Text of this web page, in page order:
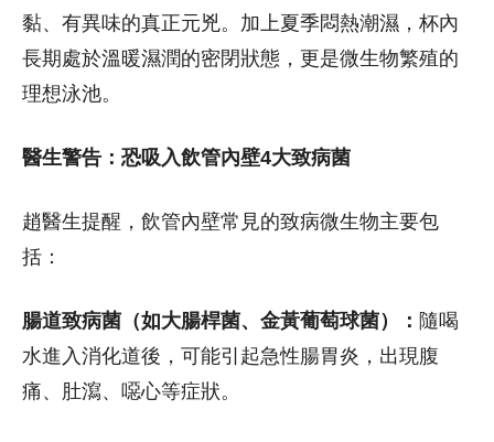
黏、有異味的真正元兇。加上夏季悶熱潮濕，杯內
長期處於溫暖濕潤的密閉狀態，更是微生物繁殖的
理想泳池。
醫生警告：恐吸入飲管內壁4大致病菌
趙醫生提醒，飲管內壁常見的致病微生物主要包
括：
腸道致病菌（如大腸桿菌、金黃葡萄球菌）： 隨喝
水進入消化道後，可能引起急性腸胃炎，出現腹
痛、肚瀉、噁心等症狀。